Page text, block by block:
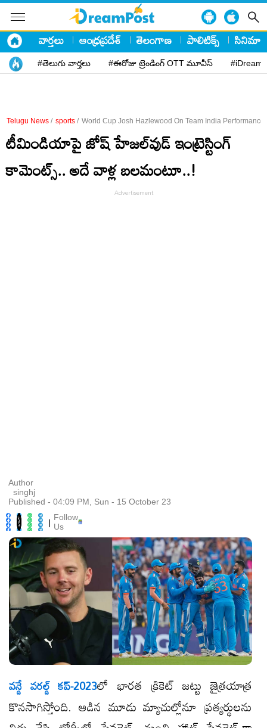
వార్తలు ఆంధ్రప్రదేశ్ తెలంగాణ పాలిటిక్స్ సినిమా
#తెలుగు వార్తలు #ఈరోజు ట్రెండింగ్ OTT మూవీస్
Telugu News / sports / World Cup Josh Hazlewood On Team India Performance
టీమిండియాపై జోష్ హేజల్​వుడ్ ఇంట్రెస్టింగ్
కామెంట్స్.. అదే వాళ్ల బలమంటూ..!
Author
singhj
Published - 04:09 PM, Sun - 15 October 23
| Follow
Us
వన్డే వరల్డ్ కప్-2023లో భారత క్రికెట్ జట్టు జైత్రయాత్ర
కొనసాగిస్తోంది. ఆడిన మూడు మ్యాచుల్లోనూ ప్రత్యర్థులను